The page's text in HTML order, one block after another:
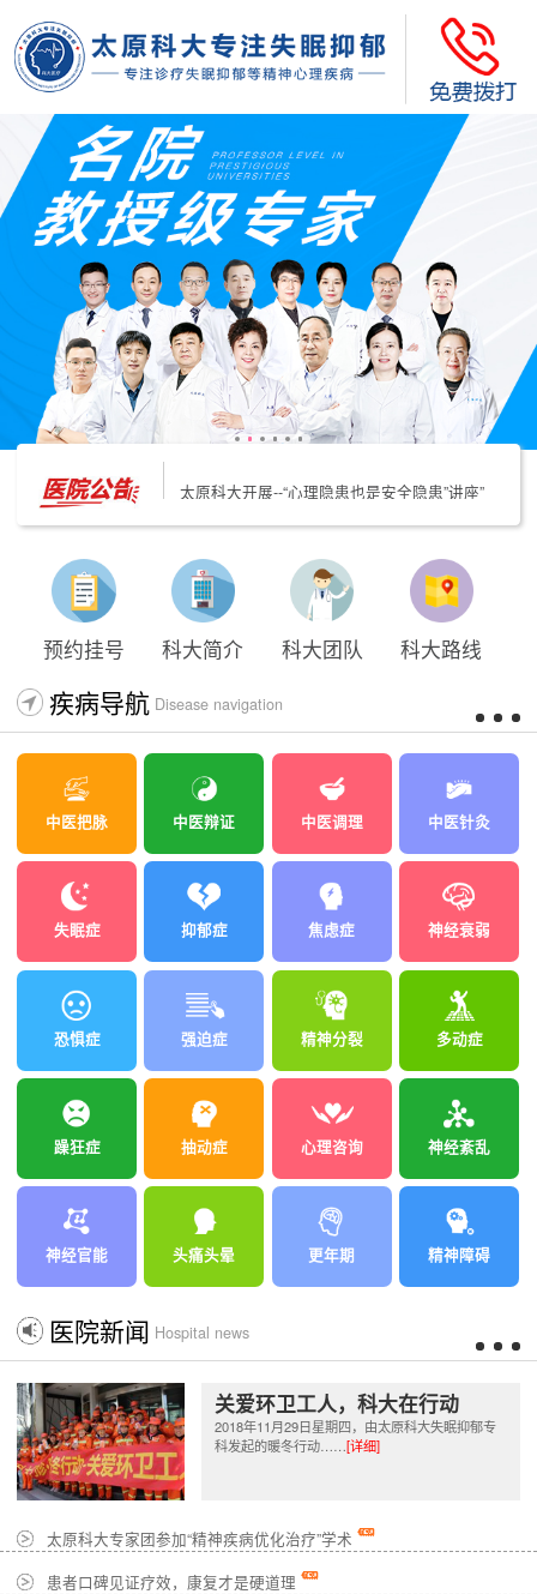
太原科大开展--“心理隐患也是安全隐患”讲座”
太原科大开展心理沙盘团体体验系列公益活动
预约挂号 科大简介 科大团队 科大路线
疾病导航 Disease navigation
中医把脉 中医辩证 中医调理 中医针灸
失眠症 抑郁症 焦虑症 神经衰弱
恐惧症 强迫症 精神分裂 多动症
躁狂症 抽动症 心理咨询 神经紊乱
神经官能 头痛头晕 更年期 精神障碍
医院新闻 Hospital news
关爱环卫工人，科大在行动
2018年11月29日星期四，由太原科大失眠抑郁专
科发起的暖冬行动……[详细]
太原科大专家团参加“精神疾病优化治疗”学术
患者口碑见证疗效，康复才是硬道理